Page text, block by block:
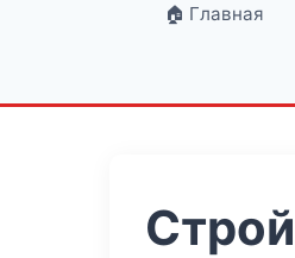
🏠 Главная